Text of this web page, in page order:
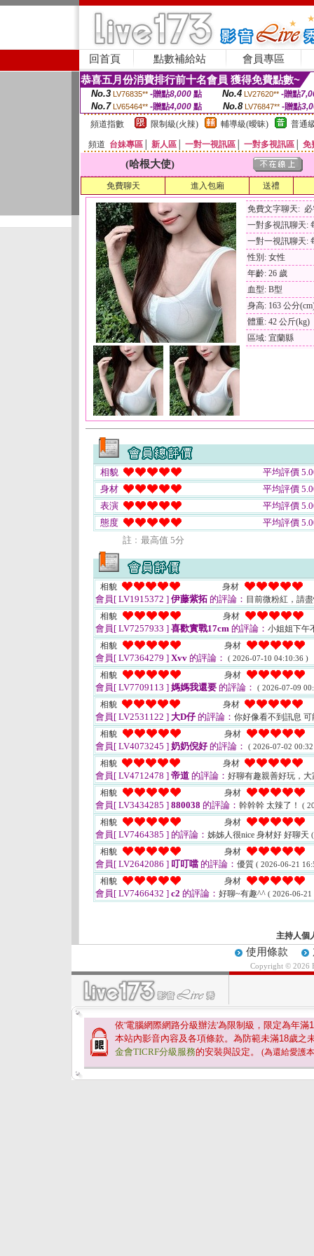
回首頁 點數補給站 會員專區
恭喜五月份消費排行前十名會員 獲得免費點數~
No.3 LV76835** -贈點8,000點 No.4 LV27620** -贈點
No.7 LV65464** -贈點4,000 點 No.8 LV76847** -贈點
頻道指數
限制級(火辣) 輔導級(曖昧) 普通
頻道 台妹專區 新人區 一對一視訊區 一對多視訊區 免
(哈根大使)
免費聊天 進入包廂 送禮
免費文字聊天:
一對多視訊聊天:
一對一視訊聊天:
性別: 女性
年齡: 26 歲
血型: B型
身高: 163 公分
體重: 42 公斤(kg)
區域: 宜蘭縣
相貌
平均評價
身材
平均評價
表演
平均評價
態度
平均評價
註﹕最高值 5分
相貌 身材
會員[ LV1915372 ] 伊藤紫拓 的評論： 目前微粉紅，請
相貌
身材
會員[ LV7257933 ] 喜歡實戰17cm 的評論： 小姐姐下午
相貌
身材
會員[ LV7364279 ] Xvv 的評論： ( 2026-07-10 04:10:36 )
相貌 身材
會員[ LV7709113 ] 媽媽我還要 的評論： ( 2026-07-09
相貌 身材
會員[ LV2531122 ] 大D仔的評論： 你好像看不到訊息
相貌
身材
會員[ LV4073245 ] 奶奶倪好的評論： ( 2026-07-02
相貌 身材
會員[ LV4712478 ] 帝道 的評論： 好聊有趣親善好玩，
相貌
身材
會員[ LV3434285 ] 880038 的評論： 幹幹幹 太辣了！ (
相貌 身材
會員[ LV7464385 ] 的評論： 姊姊人很nice 身材好 好聊天
相貌 身材
會員[ LV2642086 ] 叮叮噹 的評論： 優質 ( 2026-06-21
相貌 身材
會員[ LV7466432 ] c2 的評論： 好聊~有趣^^ ( 2026-06-21
主持人個
使用條款
Copyright © 2026
依'電腦網際網路分級辦法'為限制級，限定為年滿
本站內影音內容及各項條款。為防範未滿18歲之
金會TICRF分級服務的安裝與設定。 (為還給愛護